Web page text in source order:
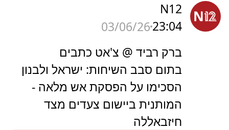
N12
23:04
03/06/26
ברק רביד @ צ'אט כתבים
בתום סבב השיחות: ישראל ולבנון
הסכימו על הפסקת אש מלאה -
המותנית ביישום צעדים מצד
חיזבאללה